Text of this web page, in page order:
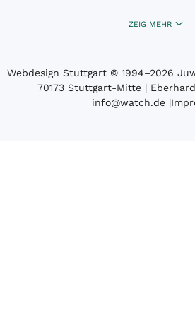
ZEIG MEHR
Webdesign Stuttgart © 1994­–2026
70173 Stuttgart-Mitte |
info@watch.de |